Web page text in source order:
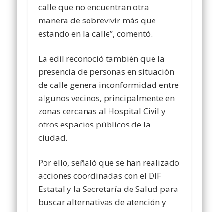
calle que no encuentran otra
manera de sobrevivir más que
estando en la calle”, comentó.
La edil reconoció también que la
presencia de personas en situación
de calle genera inconformidad entre
algunos vecinos, principalmente en
zonas cercanas al Hospital Civil y
otros espacios públicos de la
ciudad.
Por ello, señaló que se han realizado
acciones coordinadas con el DIF
Estatal y la Secretaría de Salud para
buscar alternativas de atención y